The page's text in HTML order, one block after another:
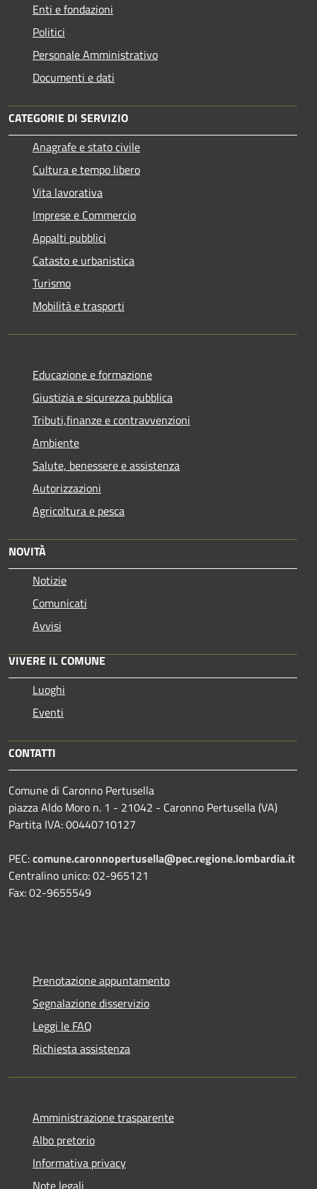
Enti e fondazioni
Politici
Personale Amministrativo
Documenti e dati
CATEGORIE DI SERVIZIO
Anagrafe e stato civile
Cultura e tempo libero
Vita lavorativa
Imprese e Commercio
Appalti pubblici
Catasto e urbanistica
Turismo
Mobilità e trasporti
Educazione e formazione
Giustizia e sicurezza pubblica
Tributi,finanze e contravvenzioni
Ambiente
Salute, benessere e assistenza
Autorizzazioni
Agricoltura e pesca
NOVITÀ
Notizie
Comunicati
Avvisi
VIVERE IL COMUNE
Luoghi
Eventi
CONTATTI
Comune di Caronno Pertusella
piazza Aldo Moro n. 1 - 21042 - Caronno Pertusella (VA)
Partita IVA: 00440710127
PEC:comune.caronnopertusella@pec.regione.lombardia.it
Centralino unico: 02-965121
Fax: 02-9655549
Prenotazione appuntamento
Segnalazione disservizio
Leggi le FAQ
Richiesta assistenza
Amministrazione trasparente
Albo pretorio
Informativa privacy
Note legali